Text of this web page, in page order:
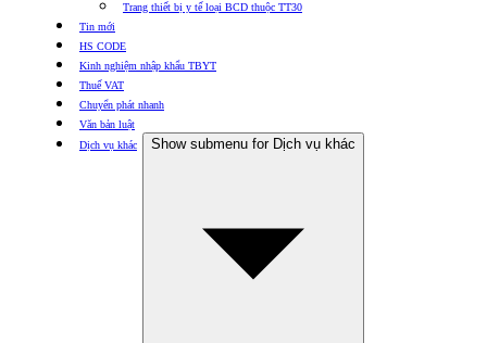
Trang thiết bị y tế loại BCD thuộc TT30
Tin mới
HS CODE
Kinh nghiệm nhập khẩu TBYT
Thuế VAT
Chuyển phát nhanh
Văn bản luật
Dịch vụ khác
Show submenu for Dịch vụ khác